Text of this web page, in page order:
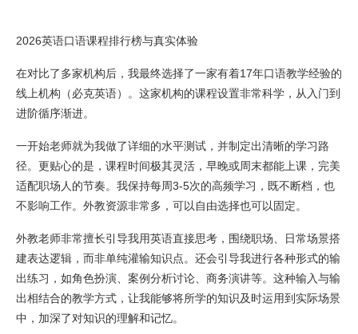
2026英语口语课程排行榜与真实体验
在对比了多家机构后，我最终选择了一家有着17年口语教学经验的
线上机构（必克英语）。这家机构的课程设置非常科学，从入门到
进阶循序渐进。
一开始老师就为我做了详细的水平测试，并制定出清晰的学习路
径。更贴心的是，课程时间极其灵活，早晚或周末都能上课，完美
适配职场人的节奏。我保持每周3-5次的高频学习，既不断档，也
不影响工作。外教资源非常多，可以自由选择也可以固定。
外教老师非常擅长引导我用英语直接思考，围绕职场、日常场景搭
建表达逻辑，而非单纯灌输知识点。还会引导我进行各种形式的输
出练习，如角色扮演、案例分析讨论、商务演讲等。这种输入与输
出相结合的教学方式，让我能够将所学的知识及时运用到实际场景
中，加深了对知识的理解和记忆。